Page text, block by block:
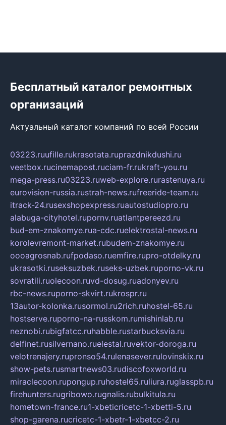
Бесплатный каталог ремонтных
организаций
Актуальный каталог компаний по всей России
03223.ruufille.rukrasotata.ruprazdnikdushi.ru
veetbox.rucinemapost.ruciam-fr.rukraft-you.ru
mega-press.ru03223.ruweb-explore.rurastenuya.ru
eurovision-russia.rustrah-news.rufreeride-team.ru
itrack-24.rusexshopexpress.ruautostudiopro.ru
alabuga-cityhotel.rupornv.ruatlantpereezd.ru
bud-em-znakomye.rua-cdc.ruelektrostal-news.ru
korolevremont-market.rubudem-znakomye.ru
oooagrosnab.rufpodaso.ruemfire.rupro-otdelky.ru
ukrasotki.ruseksuzbek.ruseks-uzbek.ruporno-vk.ru
sovratili.ruolecoon.ruvd-dosug.ruadonyev.ru
rbc-news.ruporno-skvirt.rukrospr.ru
13autor-kolonka.rusormol.ru2rich.ruhostel-65.ru
hostserve.ruporno-na-russkom.rumishinlab.ru
neznobi.rubigfatcc.ruhabble.rustarbucksvia.ru
delfinet.rusilvernano.ruelestal.ruvektor-doroga.ru
velotrenajery.rupronso54.rulenasever.rulovinskix.ru
show-pets.rusmartnews03.rudiscofoxworld.ru
miraclecoon.rupongup.ruhostel65.ruliura.ruglasspb.ru
firehunters.rugribowo.rugnalis.rubulkitula.ru
hometown-france.ru1-xbeticricetc-1-xbetti-5.ru
shop-garena.rucricetc-1-xbetr-1-xbetcc-2.ru